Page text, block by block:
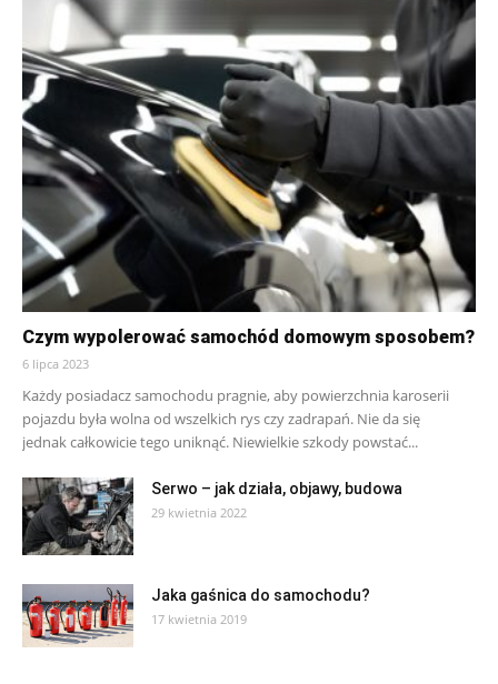
Czym wypolerować samochód domowym sposobem?
6 lipca 2023
Każdy posiadacz samochodu pragnie, aby powierzchnia karoserii
pojazdu była wolna od wszelkich rys czy zadrapań. Nie da się
jednak całkowicie tego uniknąć. Niewielkie szkody powstać...
Serwo – jak działa, objawy, budowa
29 kwietnia 2022
Jaka gaśnica do samochodu?
17 kwietnia 2019